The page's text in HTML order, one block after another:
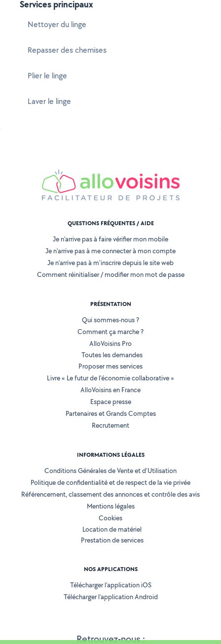
Services principaux
Nettoyer du linge
Repasser des chemises
Plier le linge
Laver le linge
Retrouvez-nous :
QUESTIONS FRÉQUENTES / AIDE
Je n'arrive pas à faire vérifier mon mobile
Je n'arrive pas à me connecter à mon compte
Je n'arrive pas à m'inscrire depuis le site web
Comment réinitialiser / modifier mon mot de passe
PRÉSENTATION
Qui sommes-nous ?
Comment ça marche ?
AlloVoisins Pro
Toutes les demandes
Proposer mes services
Livre « Le futur de l'économie collaborative »
AlloVoisins en France
Espace presse
Partenaires et Grands Comptes
Recrutement
INFORMATIONS LÉGALES
Conditions Générales de Vente et d'Utilisation
Politique de confidentialité et de respect de la vie privée
Référencement, classement des annonces et contrôle des avis
Mentions légales
Cookies
Location de matériel
Prestation de services
NOS APPLICATIONS
Télécharger l’application iOS
Télécharger l’application Android